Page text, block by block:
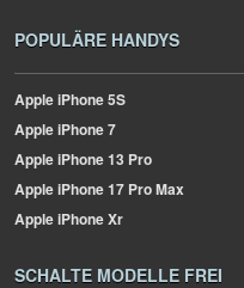
POPULÄRE HANDYS
AppleiPhone 5S
AppleiPhone 7
AppleiPhone 13 Pro
AppleiPhone 17 Pro Max
AppleiPhone Xr
SCHALTE MODELLE FREI